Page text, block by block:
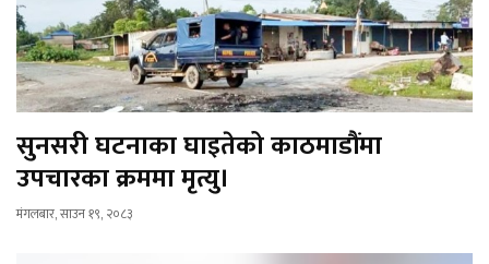
सुनसरी घटनाका घाइतेको काठमाडौंमा
उपचारका क्रममा मृत्यु।
मंगलबार, साउन १९, २०८३